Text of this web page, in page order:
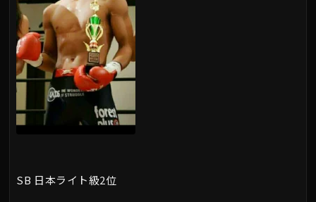
SB 日本ライト級2位